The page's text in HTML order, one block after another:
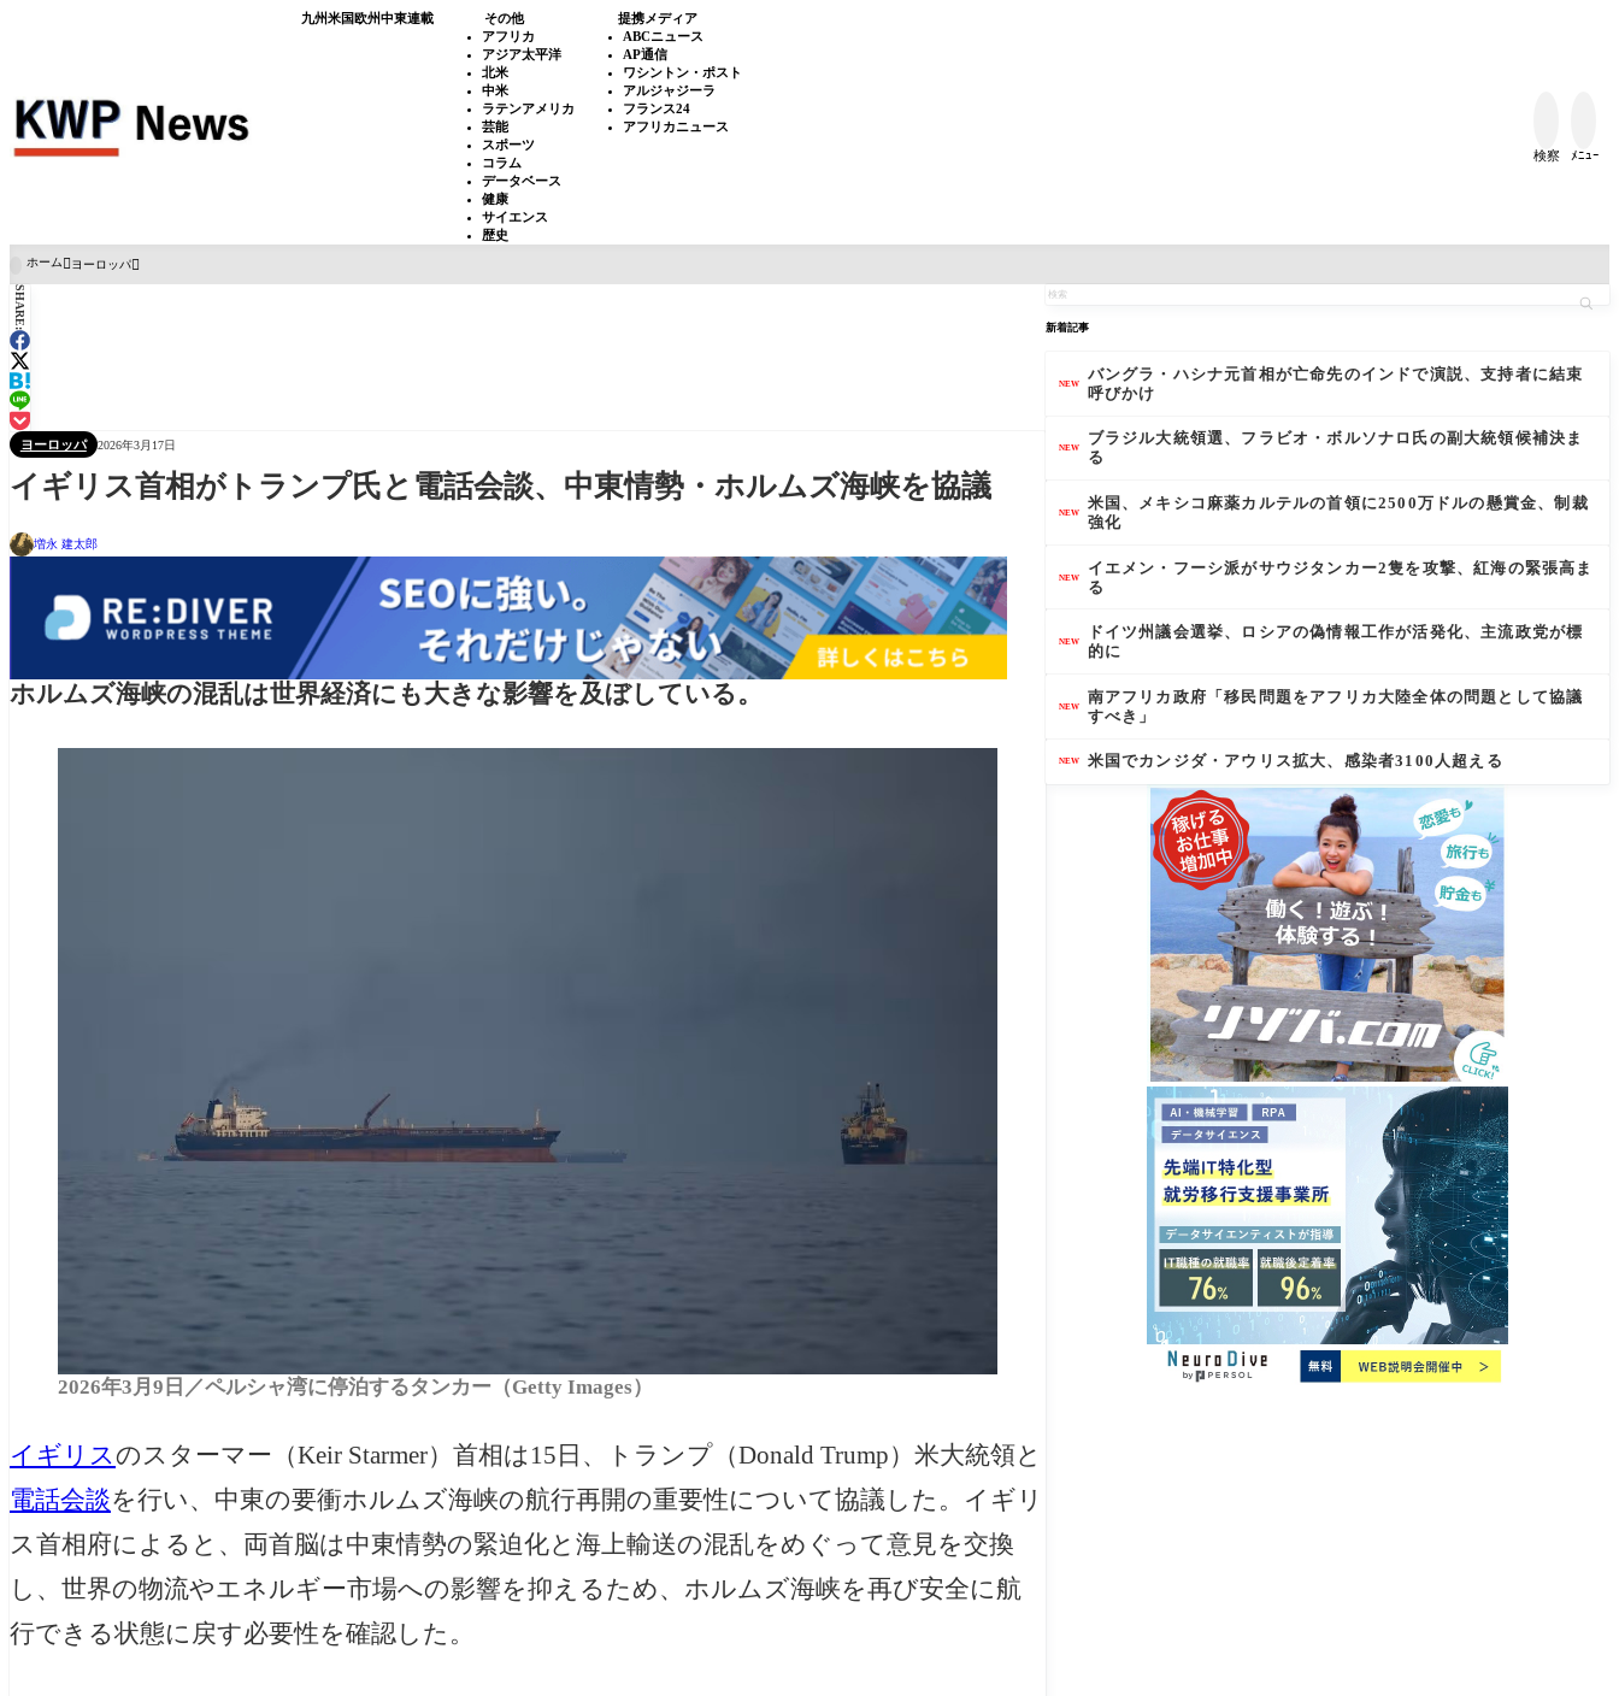
九州米国欧州中東連載
その他
アフリカ
アジア太平洋
北米
中米
ラテンアメリカ
芸能
スポーツ
コラム
データベース
健康
サイエンス
歴史
提携メディア
ABCニュース
AP通信
ワシントン・ポスト
アルジャジーラ
フランス24
アフリカニュース
検察 ﾒﾆｭｰ
ホーム ヨーロッパ
SHARE:
ヨーロッパ 2026年3月17日
イギリス首相がトランプ氏と電話会談、中東情勢・ホルムズ海峡を協議
増永 建太郎
ホルムズ海峡の混乱は世界経済にも大きな影響を及ぼしている。
2026年3月9日／ペルシャ湾に停泊するタンカー（Getty Images）
イギリスのスターマー（Keir Starmer）首相は15日、トランプ（Donald Trump）米大統領と
電話会談を行い、中東の要衝ホルムズ海峡の航行再開の重要性について協議した。イギリ
ス首相府によると、両首脳は中東情勢の緊迫化と海上輸送の混乱をめぐって意見を交換
し、世界の物流やエネルギー市場への影響を抑えるため、ホルムズ海峡を再び安全に航
行できる状態に戻す必要性を確認した。
新着記事
NEW
バングラ・ハシナ元首相が亡命先のインドで演説、支持者に結束
呼びかけ
NEW
ブラジル大統領選、フラビオ・ボルソナロ氏の副大統領候補決ま
る
NEW
米国、メキシコ麻薬カルテルの首領に2500万ドルの懸賞金、制裁
強化
NEW
イエメン・フーシ派がサウジタンカー2隻を攻撃、紅海の緊張高ま
る
NEW
ドイツ州議会選挙、ロシアの偽情報工作が活発化、主流政党が標
的に
NEW
南アフリカ政府「移民問題をアフリカ大陸全体の問題として協議
すべき」
NEW 米国でカンジダ・アウリス拡大、感染者3100人超える